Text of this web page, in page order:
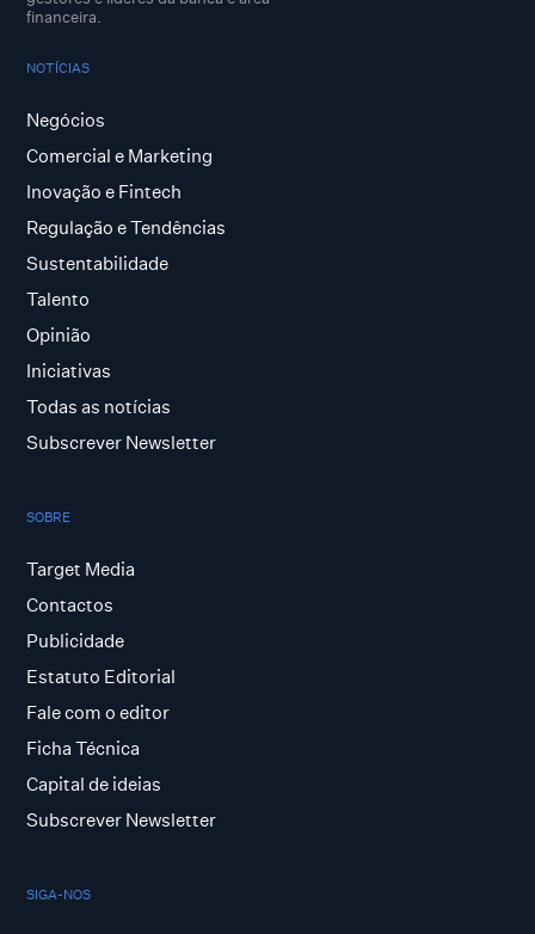
financeira.
NOTÍCIAS
Negócios
Comercial e Marketing
Inovação e Fintech
Regulação e Tendências
Sustentabilidade
Talento
Opinião
Iniciativas
Todas as notícias
Subscrever Newsletter
SOBRE
Target Media
Contactos
Publicidade
Estatuto Editorial
Fale com o editor
Ficha Técnica
Capital de ideias
Subscrever Newsletter
SIGA-NOS